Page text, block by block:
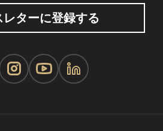
レターに登録する